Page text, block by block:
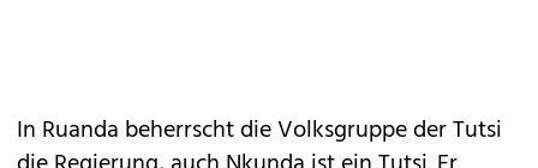
In Ruanda beherrscht die Volksgruppe der Tutsi